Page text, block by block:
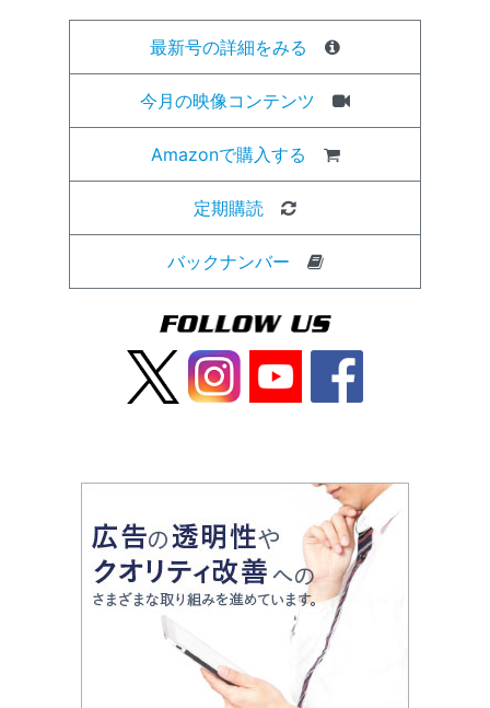
最新号の詳細をみる
今月の映像コンテンツ
Amazonで購入する
定期購読
バックナンバー